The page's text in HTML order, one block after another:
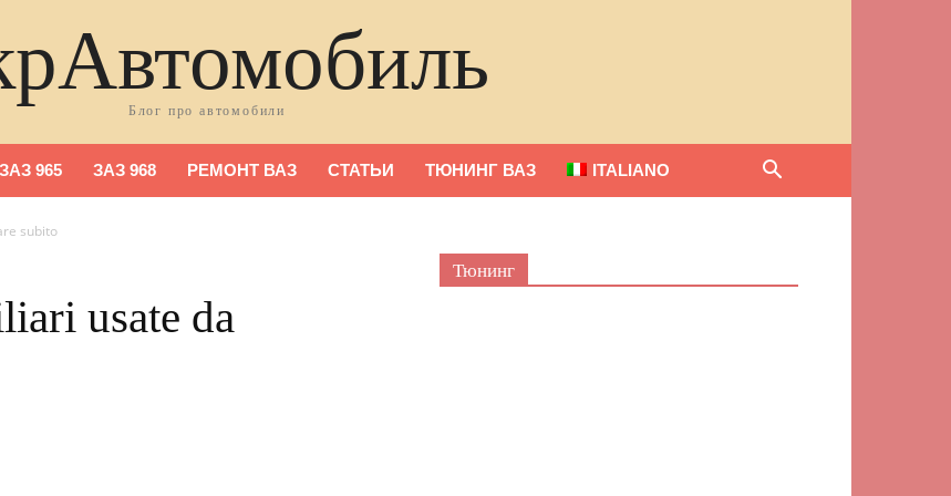
Блог про автомобили
ЗАЗ 965 ЗАЗ 968 РЕМОНТ ВАЗ СТАТЬИ ТЮНИНГ ВАЗ ITALIANO
subito
usate da
Тюнинг